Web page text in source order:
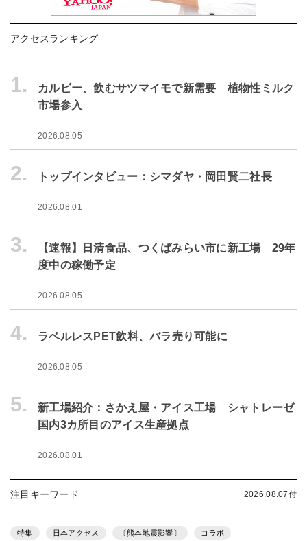
アクセスランキング
1.
カルビー、飲むサツマイモで新需要 植物性ミルク
市場参入
2026.08.05
2. トップインタビュー：シマダヤ・岡田賢二社長
2026.08.01
3.
【速報】日清食品、つくばみらい市に新工場 29年
度中の稼働予定
2026.08.05
4. ラベルレスPET飲料、バラ売り可能に
2026.08.05
5.
新工場紹介：さかえ屋・アイス工場 シャトレーゼ
国内3カ所目のアイス生産拠点
2026.08.01
注目キーワード 2026.08.07付
特集 日本アクセス 〔熊本地震影響〕 コラボ